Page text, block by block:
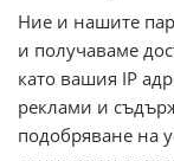
Продава
Ние и нашите
и получаваме
като вашия IP
реклами и
подобряване на